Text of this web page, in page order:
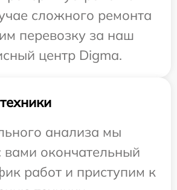
сложного ремонта
перевозку за наш
центр Digma.
анализа мы
вами окончательный
работ и приступим к